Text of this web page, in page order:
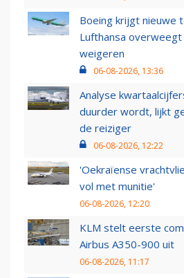
Boeing krijgt nieuwe
Lufthansa
weigeren
06-08-2026, 13:36
Analyse
duurder wordt, lijkt
de reiziger
06-08-2026, 12:22
'Oekraïense
vol met munitie'
06-08-2026, 12:20
KLM stelt eerste
Airbus A350-900 uit
06-08-2026, 11:17